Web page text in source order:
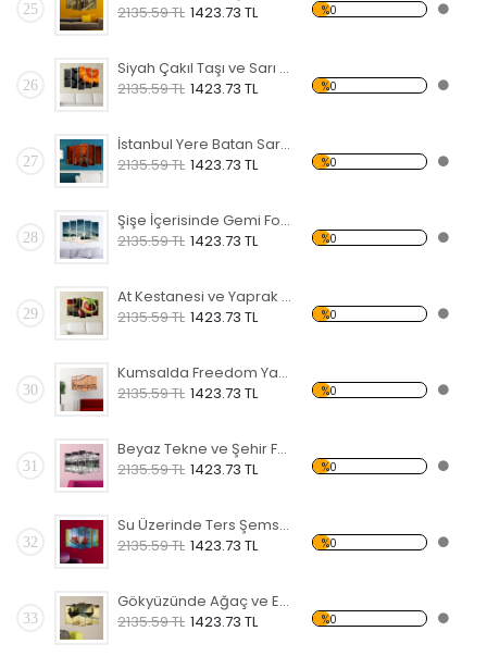
25
2135.59 TL 1423.73 TL %0
26
Siyah Çakıl Taşı ve Sarı Çiçek Forex Tablo
2135.59 TL 1423.73 TL %0
27
İstanbul Yere Batan Sarnıcı Forex Tablo
2135.59 TL 1423.73 TL %0
28
Şişe İçerisinde Gemi Forex Tablo
2135.59 TL 1423.73 TL %0
29
At Kestanesi ve Yaprak Forex Tablo
2135.59 TL 1423.73 TL %0
30
Kumsalda Freedom Yazısı Forex Tablo
2135.59 TL 1423.73 TL %0
31
Beyaz Tekne ve Şehir Forex Tablo
2135.59 TL 1423.73 TL %0
32
Su Üzerinde Ters Şemsiye Forex Tablo
2135.59 TL 1423.73 TL %0
33
Gökyüzünde Ağaç ve Ev Forex Tablo
2135.59 TL 1423.73 TL %0